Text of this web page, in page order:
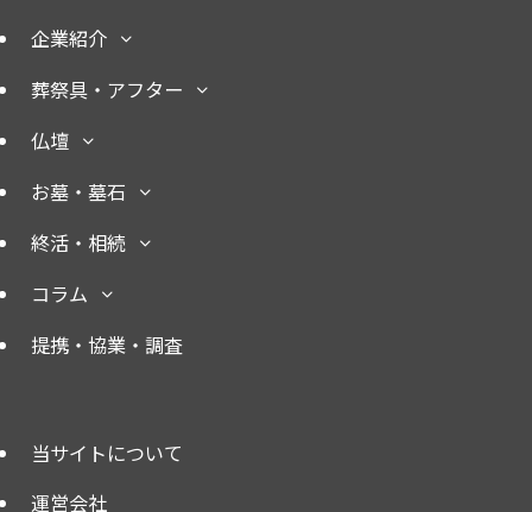
企業紹介
葬祭具・アフター
仏壇
お墓・墓石
終活・相続
コラム
提携・協業・調査
当サイトについて
運営会社